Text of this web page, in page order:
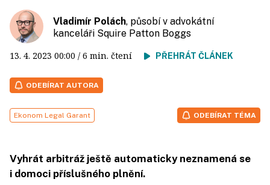
Vladimír Polách, působí v advokátní
kanceláři Squire Patton Boggs
13. 4. 2023 00:00 / 6 min. čtení PŘEHRÁT ČLÁNEK
ODEBÍRAT AUTORA
Ekonom Legal Garant ODEBÍRAT TÉMA
Vyhrát arbitráž ještě automaticky neznamená se
i domoci příslušného plnění.